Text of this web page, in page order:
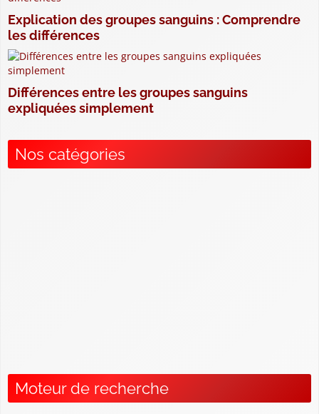
Explication des groupes sanguins : Comprendre
les différences
Différences entre les groupes sanguins
expliquées simplement
Nos catégories
Moteur de recherche